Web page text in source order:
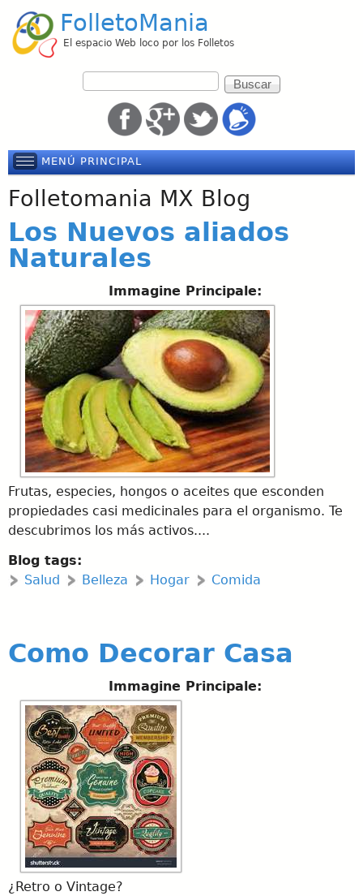
Pasar
al
principal
FolletoMania
El espacio Web loco por los Folletos
F
o
u
l
r
i
o
d
b
ú
s
q
u
e
d
a
B
u
r
MENÚ PRINCIPAL
Folletomania MX Blog
Los Nuevos aliados
Naturales
Immagine Principale:
Frutas, especies, hongos o aceites que esconden
propiedades casi medicinales para el organismo. Te
descubrimos los más activos....
Blog tags:
Salud
Belleza Hogar Comida
Como Decorar Casa
Immagine Principale:
¿Retro o Vintage?